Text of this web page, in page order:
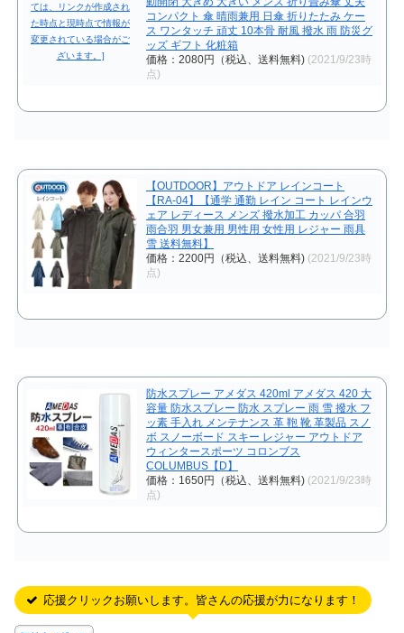
コンパクト 傘 晴雨兼用 日傘 折りたたみ ケー
ス ワンタッチ 頑丈 10本骨 耐風 撥水 雨 防災グ
ッズ ギフト 化粧箱
価格：2080円（税込、送料無料) (2021/9/23時
点)
【OUTDOOR】アウトドア レインコート
【RA-04】【通学 通勤 レイン コート レインウ
ェア レディース メンズ 撥水加工 カッパ 合羽
雨合羽 男女兼用 男性用 女性用 レジャー 雨具
雪 送料無料】
価格：2200円（税込、送料無料) (2021/9/23時
点)
防水スプレー アメダス 420ml アメダス 420 大
容量 防水スプレー 防水 スプレー 雨 雪 撥水 フ
ッ素 手入れ メンテナンス 革 鞄 靴 革製品 スノ
ボ スノーボード スキー レジャー アウトドア
ウィンタースポーツ コロンブス
COLUMBUS【D】
価格：1650円（税込、送料無料) (2021/9/23時
点)
応援クリックお願いします。皆さんの応援が力になります！